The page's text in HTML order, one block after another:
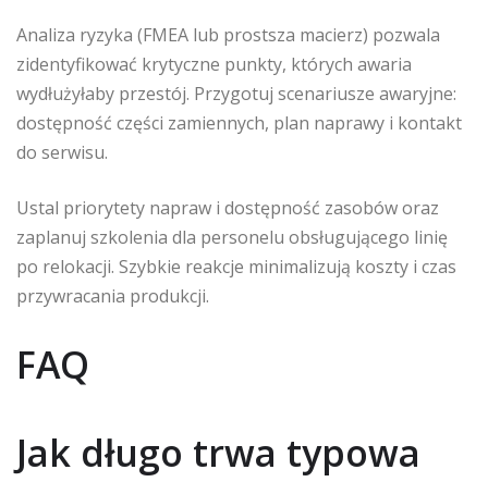
Analiza ryzyka (FMEA lub prostsza macierz) pozwala
zidentyfikować krytyczne punkty, których awaria
wydłużyłaby przestój. Przygotuj scenariusze awaryjne:
dostępność części zamiennych, plan naprawy i kontakt
do serwisu.
Ustal priorytety napraw i dostępność zasobów oraz
zaplanuj szkolenia dla personelu obsługującego linię
po relokacji. Szybkie reakcje minimalizują koszty i czas
przywracania produkcji.
FAQ
Jak długo trwa typowa